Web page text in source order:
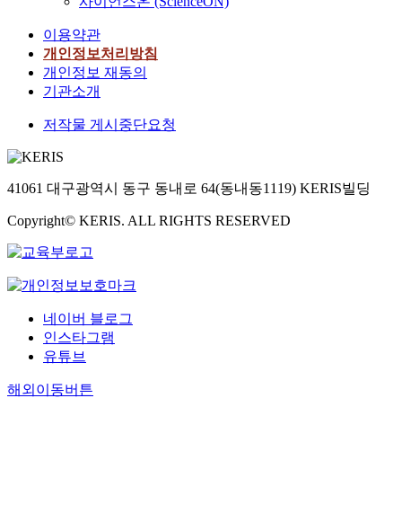
이용약관
개인정보처리방침
개인정보 재동의
기관소개
저작물 게시중단요청
41061 대구광역시 동구 동내로 64(동내동1119) KERIS빌딩
Copyright© KERIS. ALL RIGHTS RESERVED
네이버 블로그
인스타그램
유튜브
해외이동버튼